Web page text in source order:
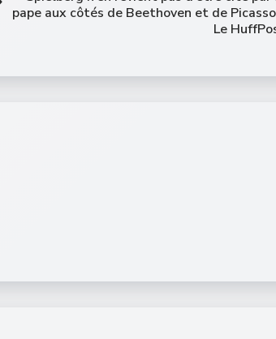
pape aux côtés de Beethoven et de
Le